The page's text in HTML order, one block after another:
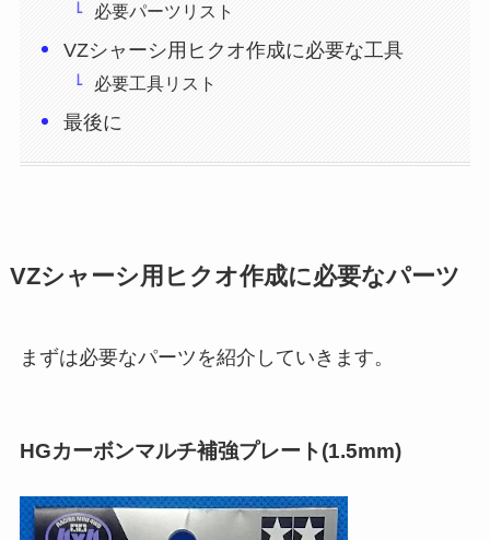
必要パーツリスト
VZシャーシ用ヒクオ作成に必要な工具
必要工具リスト
最後に
VZシャーシ用ヒクオ作成に必要なパーツ
まずは必要なパーツを紹介していきます。
HGカーボンマルチ補強プレート(1.5mm)